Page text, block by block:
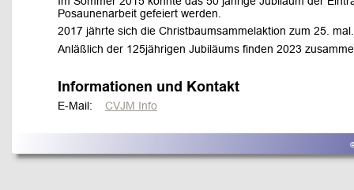
Posaunenarbeit gefeiert werden.
2017 jährte sich die Christbaumsammelaktion zum 25. mal.
Anläßlich der 125jährigen Jubiläums finden 2023
Informationen und Kontakt
E-Mail: CVJM Info